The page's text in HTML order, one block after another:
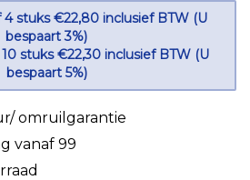
4 stuks €22,80 inclusief BTW (U
bespaart 3%)
stuks €22,30 inclusief BTW (U
bespaart 5%)
omruilgarantie
vanaf 99